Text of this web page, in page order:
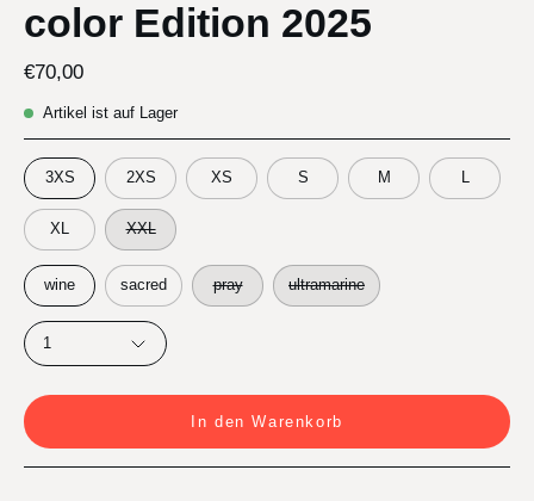
color Edition 2025
€70,00
Artikel ist auf Lager
GRÖSSE
3XS 2XS XS S M L
XL XXL
FARBE
wine sacred pray ultramarine
MENGE
1
In den Warenkorb